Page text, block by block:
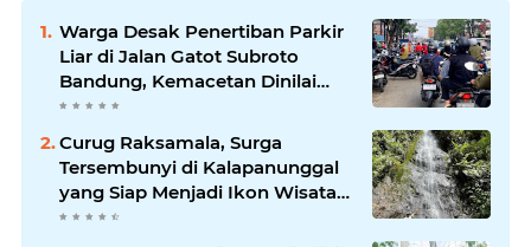
Warga Desak Penertiban Parkir
Liar di Jalan Gatot Subroto
Bandung, Kemacetan Dinilai
Makin Mengkhawatirkan
Curug Raksamala, Surga
Tersembunyi di Kalapanunggal
yang Siap Menjadi Ikon Wisata
Alam Baru Kabupaten